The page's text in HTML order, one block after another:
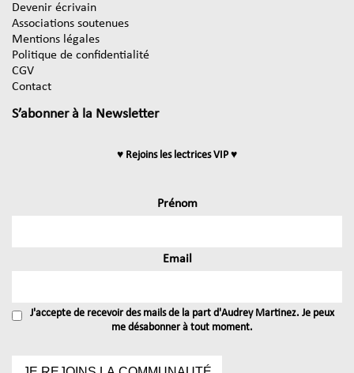
Devenir écrivain
Associations soutenues
Mentions légales
Politique de confidentialité
CGV
Contact
S’abonner à la Newsletter
♥ Rejoins les lectrices VIP ♥
Prénom
Email
J'accepte de recevoir des mails de la part d'Audrey Martinez. Je peux
me désabonner à tout moment.